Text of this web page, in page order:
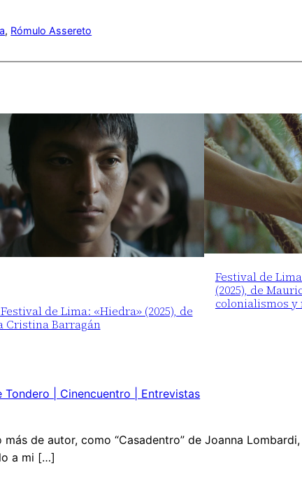
, Rómulo Assereto
Festival de Lima: «Hiedra» (2025), de
Cristina Barragán
Festival de
(2025), de
colonialismos
| Cinencuentro | Entrevistas
de autor, como “Casadentro” de Joanna Lombardi,
a mi […]